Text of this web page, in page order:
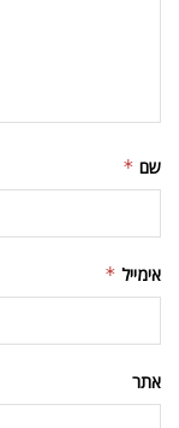
שם *
אימייל *
אתר